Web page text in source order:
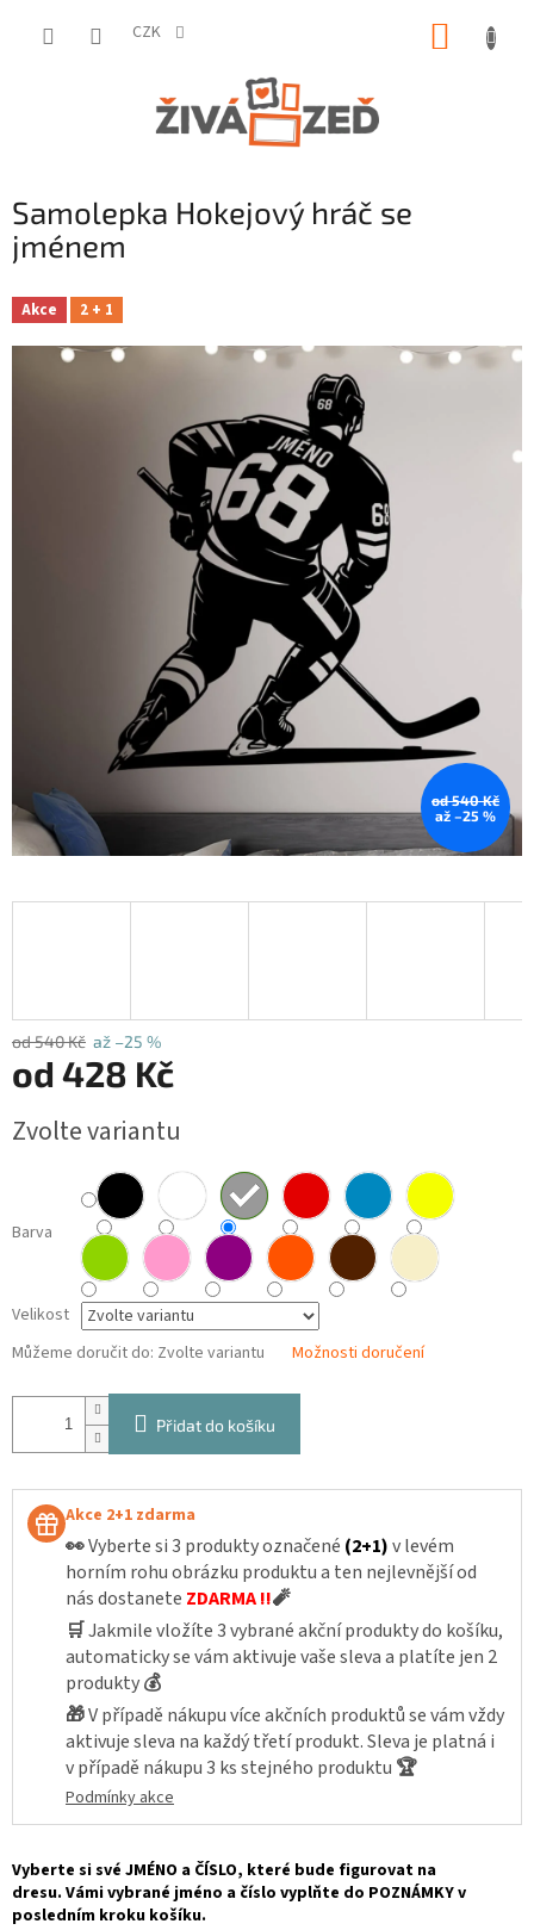
CZK
Samolepka Hokejový hráč se
jménem
Akce 2 + 1
od 540 Kč
až –25 %
od 540 Kč až –25 %
od 428 Kč
cena:
Zvolte variantu
Barva
Velikost
Můžeme doručit do: Zvolte variantu Možnosti doručení
Přidat do košíku
Akce 2+1 zdarma
👀Vyberte si 3 produkty označené (2+1)v levém
horním rohu obrázku produktu a ten nejlevnější od
nás dostanete ZDARMA !!🧨
🛒Jakmile vložíte 3 vybrané akční produkty do košíku,
automaticky se vám aktivuje vaše sleva a platíte jen 2
produkty💰
🎁V případě nákupu více akčních produktů se vám vždy
aktivuje sleva na každý třetí produkt. Sleva je platná i
v případě nákupu 3 ks stejného produktu 🏆
Podmínky akce
Vyberte si své JMÉNO a ČÍSLO, které bude figurovat na
dresu. Vámi vybrané jméno a číslo vyplňte do POZNÁMKY v
posledním kroku košíku.